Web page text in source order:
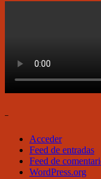
–
Acceder
Feed de entradas
Feed de
WordPress.org